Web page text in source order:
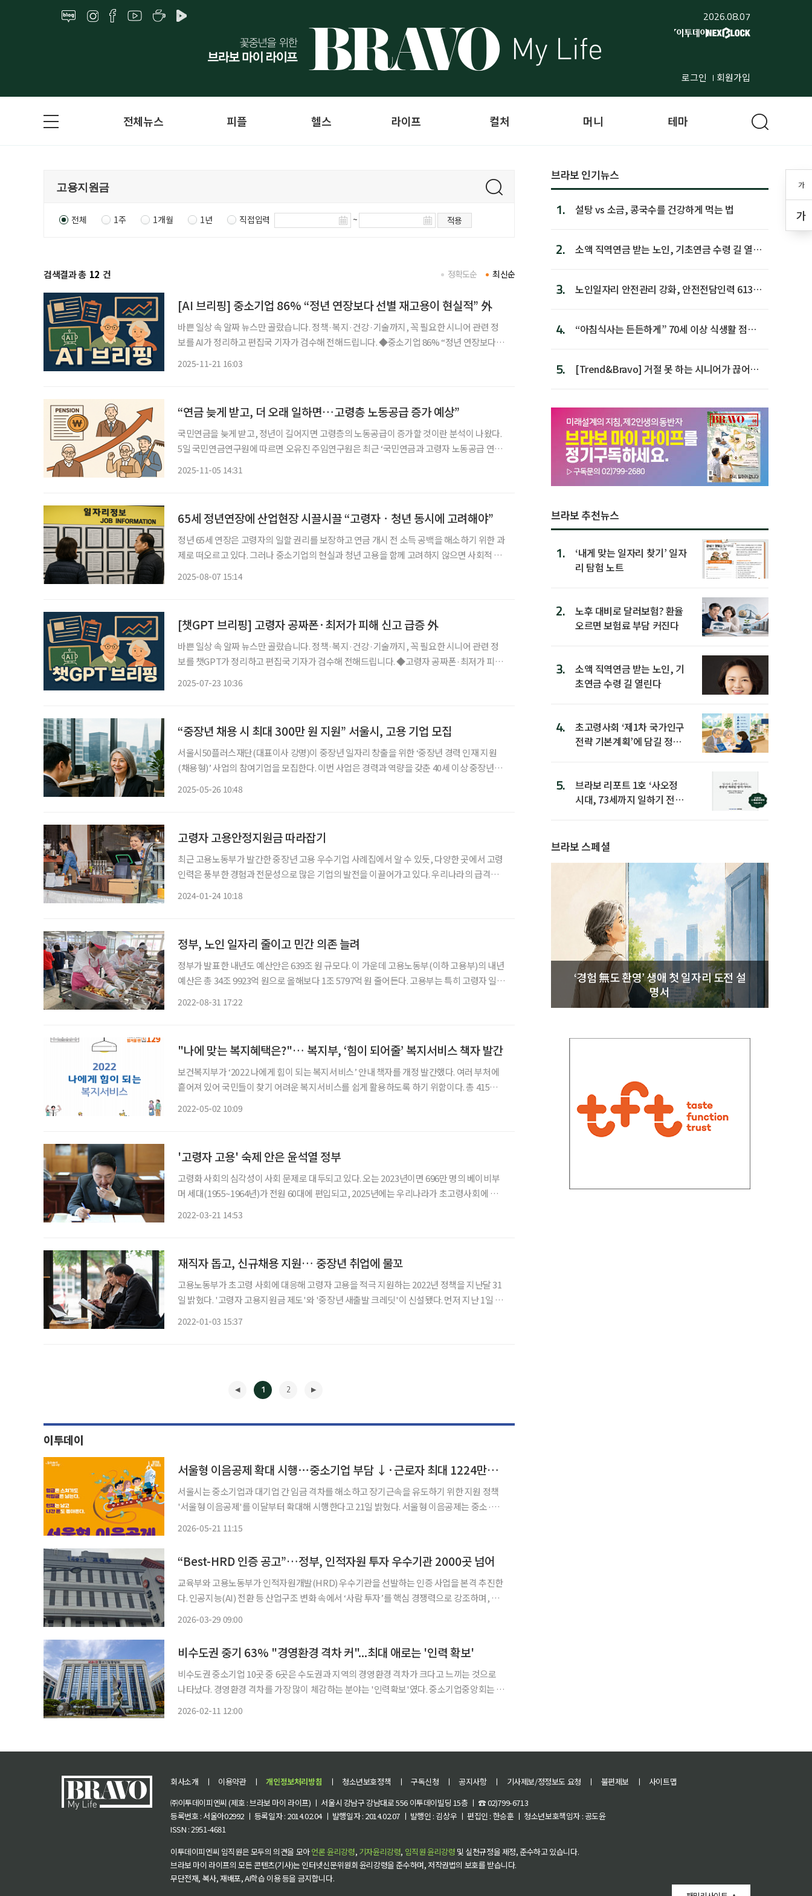
2026.08.07
로그인 회원가입
가
가
전체뉴스 피플 헬스 라이프 컬처 머니 테마
전체 1주 1개월 1년 직접입력 ~ 적용
검색결과 총 12 건 최신순
정확도순
[AI 브리핑] 중소기업 86% “정년 연장보다 선별 재고용이 현실적” 外
바쁜 일상 속 알짜 뉴스만 골랐습니다. 정책·복지·건강·기술까지, 꼭 필요한 시니어 관련 정
보를 AI가 정리하고 편집국 기자가 검수해 전해드립니다. ◆중소기업 86% “정년 연장보다
2025-11-21 16:03
“연금 늦게 받고, 더 오래 일하면…고령층 노동공급 증가 예상”
국민연금을 늦게 받고, 정년이 길어지면 고령층의 노동공급이 증가할 것이란 분석이 나왔다.
5일 국민연금연구원에 따르면 오유진 주임연구원은 최근 ‘국민연금과 고령자 노동공급 연구’
2025-11-05 14:31
65세 정년연장에 산업현장 시끌시끌 “고령자ㆍ청년 동시에 고려해야”
정년 65세 연장은 고령자의 일할 권리를 보장하고 연금 개시 전 소득 공백을 해소하기 위한 과
제로 떠오르고 있다. 그러나 중소기업의 현실과 청년 고용을 함께 고려하지 않으면 사회적 갈
2025-08-07 15:14
[챗GPT 브리핑] 고령자 공짜폰·최저가 피해 신고 급증 外
바쁜 일상 속 알짜 뉴스만 골랐습니다. 정책·복지·건강·기술까지, 꼭 필요한 시니어 관련 정
보를 챗GPT가 정리하고 편집국 기자가 검수해 전해드립니다. ◆고령자 공짜폰·최저가 피해
2025-07-23 10:36
“중장년 채용 시 최대 300만 원 지원” 서울시, 고용 기업 모집
서울시50플러스재단(대표이사 강명)이 중장년 일자리 창출을 위한 ‘중장년 경력 인재 지원
(채용형)’ 사업의 참여기업을 모집한다. 이번 사업은 경력과 역량을 갖춘 40세 이상 중장년층
2025-05-26 10:48
고령자 고용안정지원금 따라잡기
최근 고용노동부가 발간한 중장년 고용 우수기업 사례집에서 알 수 있듯, 다양한 곳에서 고령
인력은 풍부한 경험과 전문성으로 많은 기업의 발전을 이끌어가고 있다. 우리나라의 급격한
2024-01-24 10:18
정부, 노인 일자리 줄이고 민간 의존 늘려
정부가 발표한 내년도 예산안은 639조 원 규모다. 이 가운데 고용노동부(이하 고용부)의 내년
예산은 총 34조 9923억 원으로 올해보다 1조 5797억 원 줄어든다. 고용부는 특히 고령자 일자
2022-08-31 17:22
"나에 맞는 복지혜택은?"… 복지부, ‘힘이 되어줄’ 복지서비스 책자 발간
보건복지부가 ‘2022 나에게 힘이 되는 복지서비스’ 안내 책자를 개정 발간했다. 여러 부처에
흩어져 있어 국민들이 찾기 어려운 복지서비스를 쉽게 활용하도록 하기 위함이다. 총 415쪽
2022-05-02 10:09
'고령자 고용' 숙제 안은 윤석열 정부
고령화 사회의 심각성이 사회 문제로 대두되고 있다. 오는 2023년이면 696만 명의 베이비부
머 세대(1955~1964년)가 전원 60대에 편입되고, 2025년에는 우리나라가 초고령사회에 진
2022-03-21 14:53
재직자 돕고, 신규채용 지원… 중장년 취업에 물꼬
고용노동부가 초고령 사회에 대응해 고령자 고용을 적극 지원하는 2022년 정책을 지난달 31
일 밝혔다. '고령자 고용지원금 제도'와 '중장년 새출발 크레딧'이 신설됐다. 먼저 지난 1일 시
2022-01-03 15:37
1 2
이투데이
서울형 이음공제 확대 시행⋯중소기업 부담 ↓·근로자 최대 1224만원 혜택
서울시는 중소기업과 대기업 간 임금 격차를 해소하고 장기근속을 유도하기 위한 지원 정책
'서울형 이음공제'를 이달부터 확대해 시행한다고 21일 밝혔다. 서울형 이음공제는 중소·중
2026-05-21 11:15
“Best-HRD 인증 공고”…정부, 인적자원 투자 우수기관 2000곳 넘어
교육부와 고용노동부가 인적자원개발(HRD) 우수기관을 선발하는 인증 사업을 본격 추진한
다. 인공지능(AI) 전환 등 산업구조 변화 속에서 ‘사람 투자’를 핵심 경쟁력으로 강조하며, 공
2026-03-29 09:00
비수도권 중기 63% "경영환경 격차 커"...최대 애로는 '인력 확보'
비수도권 중소기업 10곳 중 6곳은 수도권과 지역의 경영환경 격차가 크다고 느끼는 것으로
나타났다. 경영환경 격차를 가장 많이 체감하는 분야는 '인력확보'였다. 중소기업중앙회는 11
2026-02-11 12:00
브라보 인기뉴스
1. 설탕 vs 소금, 콩국수를 건강하게 먹는 법
2.
소액 직역연금 받는 노인, 기초연금 수령 길 열린
3.
노인일자리 안전관리 강화, 안전전담인력 613명
4.
“아침식사는 든든하게” 70세 이상 식생활 점수
5.
[Trend&Bravo] 거절 못 하는 시니어가 끊어야
브라보 추천뉴스
1.
‘내게 맞는 일자리 찾기’ 일자
리 탐험 노트
2.
노후 대비로 달러보험? 환율
오르면 보험료 부담 커진다
3.
소액 직역연금 받는 노인, 기
초연금 수령 길 열린다
4.
초고령사회 ‘제1차 국가인구
전략 기본계획’에 담길 정책
5.
브라보 리포트 1호 ‘사오정
시대, 73세까지 일하기 전략’
브라보 스페셜
‘경험 無도 환영’ 생애 첫 일자리 도전 설
명서
회사소개 ㅣ 이용약관 ㅣ 개인정보처리방침 ㅣ 청소년보호정책 ㅣ 구독신청 ㅣ 공지사항 ㅣ 기사제보/정정보도 요청 ㅣ 불편제보 ㅣ
사이트맵
㈜이투데이피엔씨 (제호 : 브라보 마이 라이프) ㅣ 서울시 강남구 강남대로 556 이투데이빌딩 15층 ㅣ ☎ 02)799-6713
등록번호 : 서울아02992 ㅣ 등록일자 : 2014.02.04 ㅣ 발행일자 : 2014.02.07 ㅣ 발행인 : 김상우 ㅣ 편집인 : 한승훈 ㅣ 청소년보호책임자 : 공도윤
ISSN : 2951-4681
이투데이피엔씨 임직원은 모두의 의견을 모아언론 윤리강령, 기자윤리강령, 임직원 윤리강령 및 실천규정을 제정, 준수하고 있습니다.
브라보 마이 라이프의 모든 콘텐츠(기사)는 인터넷신문위원회 윤리강령을 준수하며, 저작권법의 보호를 받습니다.
무단전재, 복사, 재배포, AI학습 이용 등을 금지합니다.